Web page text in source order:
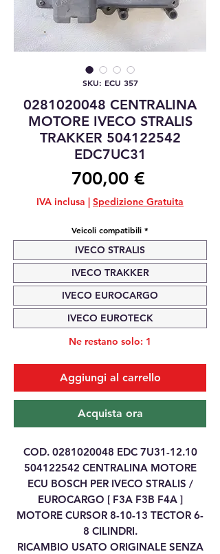
SKU: ECU 357
0281020048 CENTRALINA
MOTORE IVECO STRALIS
TRAKKER 504122542
EDC7UC31
700,00 €
IVA inclusa | Spedizione Gratuita
Veicoli compatibili *
IVECO STRALIS
IVECO TRAKKER
IVECO EUROCARGO
IVECO EUROTECK
Ne restano solo: 1
Aggiungi al carrello
Acquista ora
COD. 0281020048 EDC 7U31-12.10
504122542 CENTRALINA MOTORE
ECU BOSCH PER IVECO STRALIS /
EUROCARGO [ F3A F3B F4A ]
MOTORE CURSOR 8-10-13 TECTOR 6-
8 CILINDRI.
RICAMBIO USATO ORIGINALE SENZA